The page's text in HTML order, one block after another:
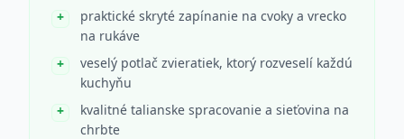
praktické skryté zapínanie na cvoky a vrecko
na rukáve
veselý potlač zvieratiek, ktorý rozveselí každú
kuchyňu
kvalitné talianske spracovanie a sieťovina na
chrbte